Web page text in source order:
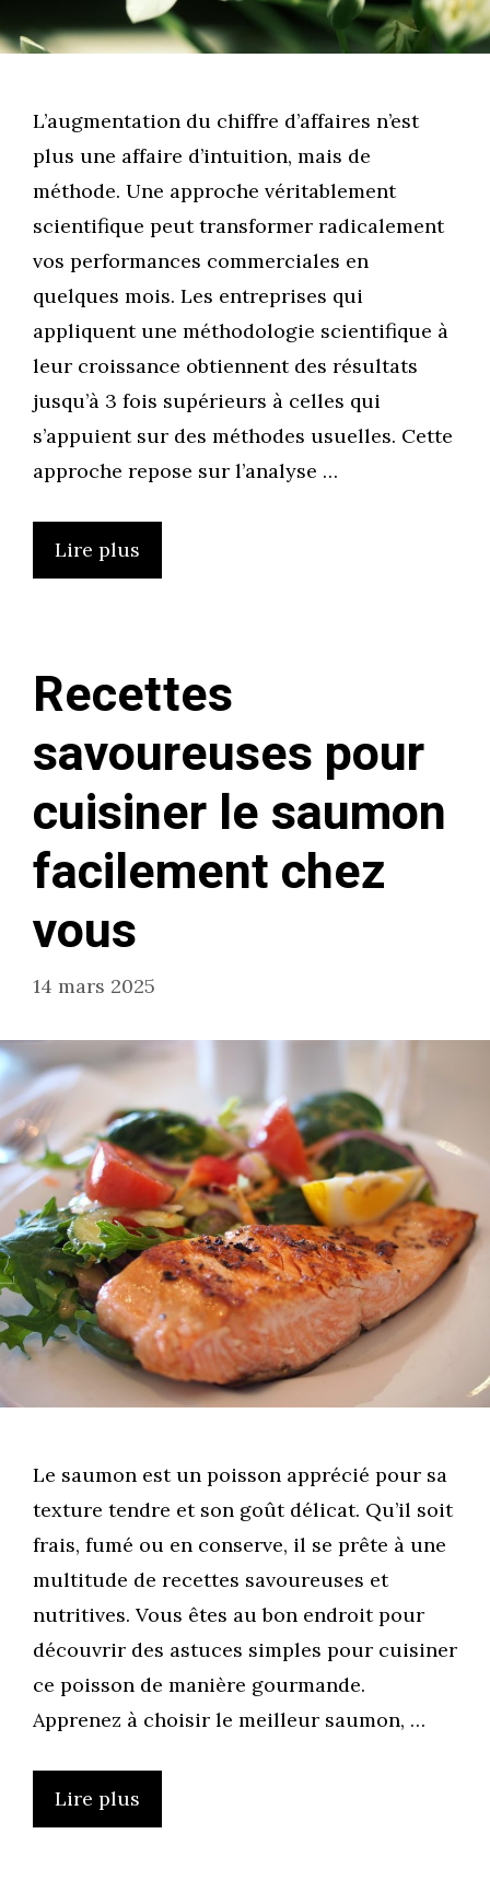
L’augmentation du chiffre d’affaires n’est
plus une affaire d’intuition, mais de
méthode. Une approche véritablement
scientifique peut transformer radicalement
vos performances commerciales en
quelques mois. Les entreprises qui
appliquent une méthodologie scientifique à
leur croissance obtiennent des résultats
jusqu’à 3 fois supérieurs à celles qui
s’appuient sur des méthodes usuelles. Cette
approche repose sur l’analyse …
Lire plus
Recettes
savoureuses pour
cuisiner le saumon
facilement chez
vous
14 mars 2025
Le saumon est un poisson apprécié pour sa
texture tendre et son goût délicat. Qu’il soit
frais, fumé ou en conserve, il se prête à une
multitude de recettes savoureuses et
nutritives. Vous êtes au bon endroit pour
découvrir des astuces simples pour cuisiner
ce poisson de manière gourmande.
Apprenez à choisir le meilleur saumon, …
Lire plus